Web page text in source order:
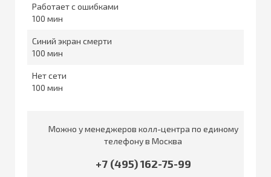
Работает с ошибками
100
Синий экран смерти
100
Нет сети
100
Можно у менеджеров колл-центра по единому
телефону в Москва
+7 (495) 162-75-99